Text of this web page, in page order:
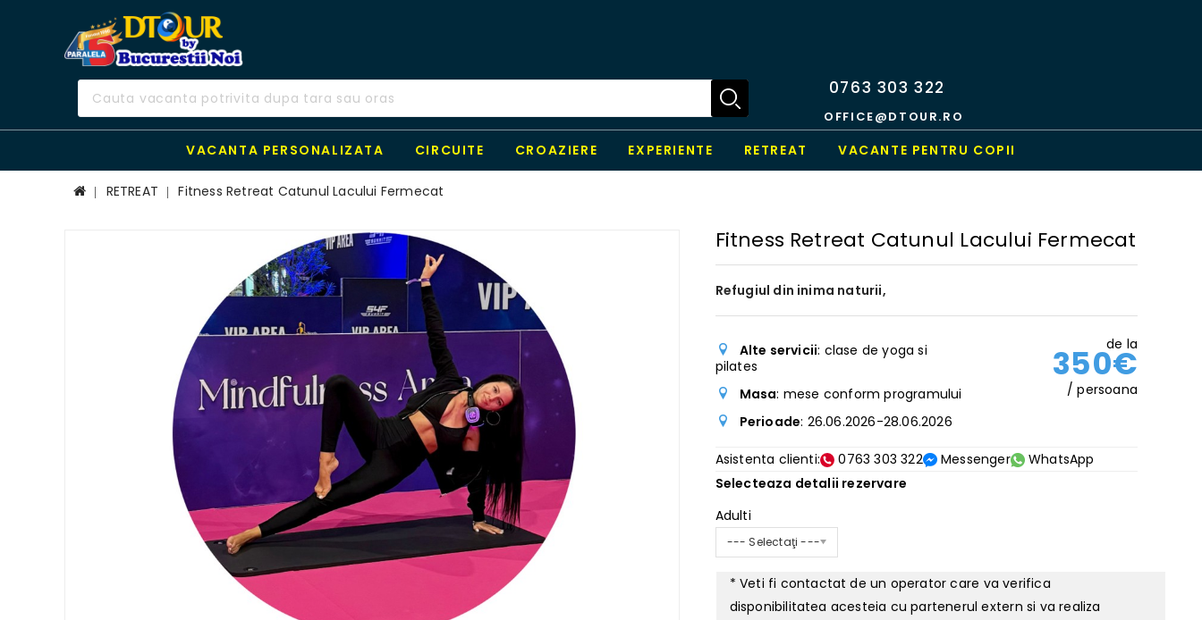
0763 303 322
OFFICE@DTOUR.RO
VACANTA PERSONALIZATA CIRCUITE CROAZIERE EXPERIENTE RETREAT VACANTE PENTRU COPII
RETREAT Fitness Retreat Catunul Lacului Fermecat
Fitness Retreat Catunul Lacului Fermecat
Refugiul din inima naturii,
Alte servicii: clase de yoga si
pilates
Masa: mese conform programului
Perioade: 26.06.2026-28.06.2026
de la
350€
/ persoana
Asistenta clienti: 0763 303 322 Messenger
WhatsApp
Selecteaza detalii rezervare
Adulti
--- Selectaţi ---
* Veti fi contactat de un operator care va verifica
disponibilitatea acesteia cu partenerul extern si va realiza